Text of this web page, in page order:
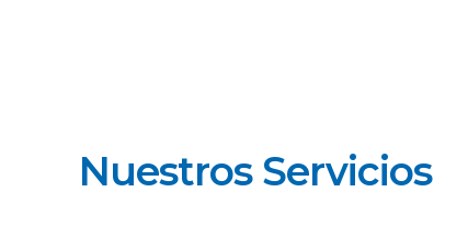
Nuestros Servicios